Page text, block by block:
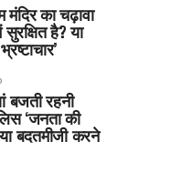
मंदिर का चढ़ावा
है? या
बजती रहनी
‘जनता की
बदतमीजी करने